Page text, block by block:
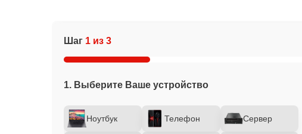
Шаг 1 из 3
1. Выберите Ваше устройство
Ноутбук Телефон Сервер